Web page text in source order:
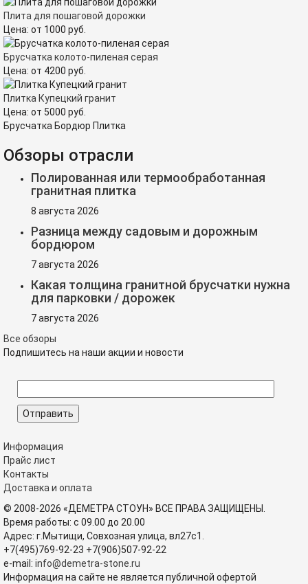
Плита для пошаговой дорожки
Цена: от 1000 руб.
Брусчатка колото-пиленая серая
Цена: от 4200 руб.
Плитка Купецкий гранит
Цена: от 5000 руб.
Брусчатка Бордюр Плитка
Обзоры отрасли
Полированная или термообработанная
гранитная плитка
8 августа 2026
Разница между садовым и дорожным
бордюром
7 августа 2026
Какая толщина гранитной брусчатки нужна
для парковки / дорожек
7 августа 2026
Все обзоры
Подпишитесь на наши акции и новости
Информация
Прайс лист
Контакты
Доставка и оплата
© 2008-2026 «ДЕМЕТРА СТОУН» ВСЕ ПРАВА ЗАЩИЩЕНЫ.
Время работы: с 09.00 до 20.00
Адрес: г.Мытищи, Совхозная улица, вл27с1.
+7(495)769-92-23 +7(906)507-92-22
e-mail: info@demetra-stone.ru
Информация на сайте не является публичной офертой